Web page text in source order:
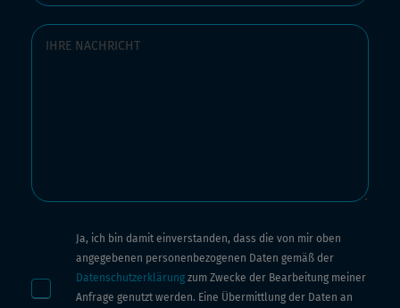
Ja, ich bin damit einverstanden, dass die von mir oben
angegebenen personenbezogenen Daten gemäß der
Datenschutzerklärung zum Zwecke der Bearbeitung meiner
Anfrage genutzt werden. Eine Übermittlung der Daten an